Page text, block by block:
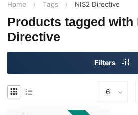
Home / Tags / NIS2 Directive
Products tagged with
Directive
Filters